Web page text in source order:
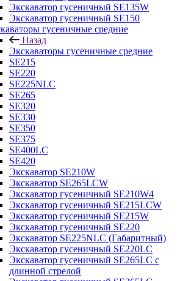
Экскаватор гусеничный SE135W
Экскаватор гусеничный SE150
гусеничные средние
Назад
Экскаваторы гусеничные средние
SE215
SE220
SE225NLC
SE265
SE320
SE330
SE350
SE375
SE400LC
SE420
Экскаватор SE210W
Экскаватор SE265LCW
Экскаватор гусеничный SE210W4
Экскаватор гусеничный SE215LCW
Экскаватор гусеничный SE215W
Экскаватор гусеничный SE220
Экскаватор SE225NLC (Габаритный)
Экскаватор гусеничный SE220LC
Экскаватор гусеничный SE265LC с
длинной стрелой